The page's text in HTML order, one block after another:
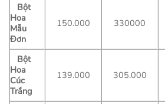
Bột
Hoa
Mẫu
Đơn
150.000 330000
Bột
Hoa
Cúc
Trắng
139.000 305.000